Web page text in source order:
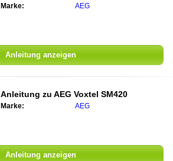
Marke: AEG
Anleitung anzeigen
Anleitung zu AEG Voxtel SM420
Marke: AEG
Anleitung anzeigen